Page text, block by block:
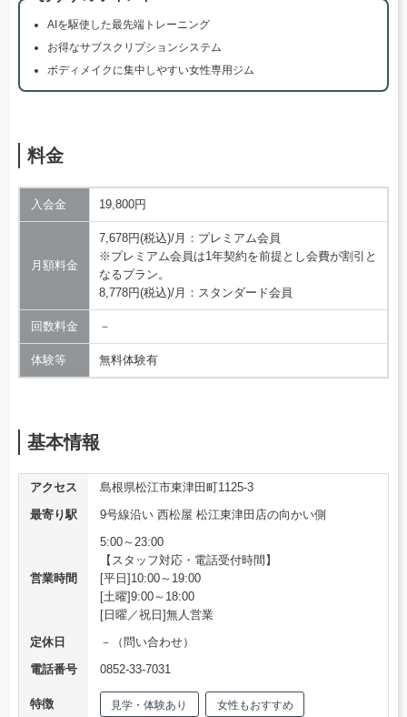
AIを駆使した最先端トレーニング
お得なサブスクリプションシステム
ボディメイクに集中しやすい女性専用ジム
料金
入会金 19,800円
月額料金
7,678円(税込)/月：プレミアム会員
※プレミアム会員は1年契約を前提とし会費が割引と
なるプラン。
8,778円(税込)/月：スタンダード会員
回数料金 －
体験等 無料体験有
基本情報
アクセス
島根県松江市東津田町1125-3
最寄り駅
9号線沿い 西松屋 松江東津田店の向かい側
営業時間
5:00～23:00
【スタッフ対応・電話受付時間】
[平日]10:00～19:00
[土曜]9:00～18:00
[日曜／祝日]無人営業
定休日
－（問い合わせ）
電話番号
0852-33-7031
特徴 見学・体験あり 女性もおすすめ